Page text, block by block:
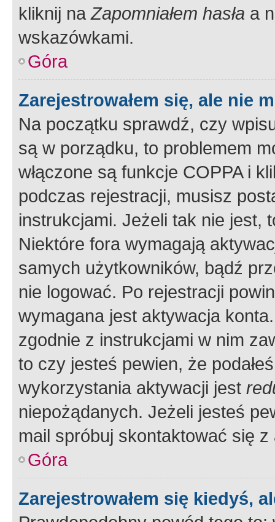
kliknij naZapomniałem hasła a
wskazówkami.
Góra
Zarejestrowałem się, ale nie
Na początku sprawdź, czy
są w porządku, to problemem
włączone są funkcje COPPA i
podczas rejestracji, musisz
instrukcjami. Jeżeli tak nie jest,
Niektóre fora wymagają
samych użytkowników, bądź
nie logować. Po rejestracji
wymagana jest aktywacja
zgodnie z instrukcjami w nim
to czy jesteś pewien, że
wykorzystania aktywacji jest
niepożądanych. Jeżeli jesteś
mail spróbuj skontaktować się
Góra
Zarejestrowałem się kiedyś,